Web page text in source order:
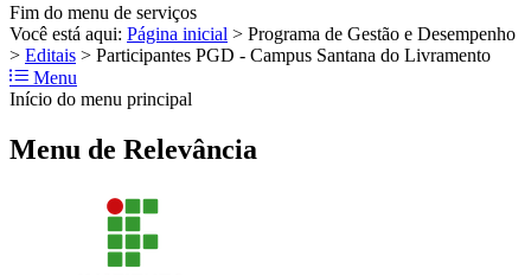
Fim do menu de serviços
Você está aqui: Página inicial > Programa de Gestão e Desempenho
> Editais > Participantes PGD - Campus Santana do Livramento
Menu
Início do menu principal
Menu de Relevância